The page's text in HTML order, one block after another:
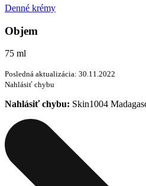
Denné krémy
Objem
75 ml
Posledná aktualizácia: 30.11.2022
Nahlásiť chybu
Nahlásiť chybu: Skin1004